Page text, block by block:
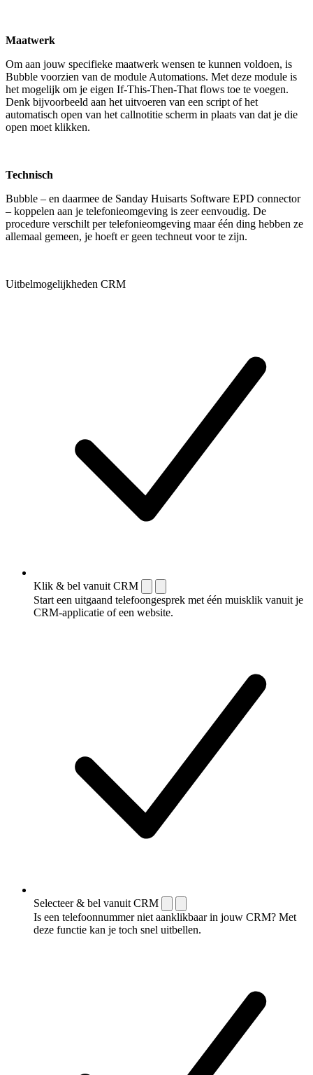
Maatwerk
Om aan jouw specifieke maatwerk wensen te kunnen voldoen, is
Bubble voorzien van de module Automations. Met deze module is
het mogelijk om je eigen If-This-Then-That flows toe te voegen.
Denk bijvoorbeeld aan het uitvoeren van een script of het
automatisch open van het callnotitie scherm in plaats van dat je die
open moet klikken.
Technisch
Bubble – en daarmee de Sanday Huisarts Software EPD connector
– koppelen aan je telefonieomgeving is zeer eenvoudig. De
procedure verschilt per telefonieomgeving maar één ding hebben ze
allemaal gemeen, je hoeft er geen techneut voor te zijn.
Uitbelmogelijkheden CRM
Klik & bel vanuit CRM
Start een uitgaand telefoongesprek met één muisklik vanuit je
CRM-applicatie of een website.
Selecteer & bel vanuit CRM
Is een telefoonnummer niet aanklikbaar in jouw CRM? Met
deze functie kan je toch snel uitbellen.